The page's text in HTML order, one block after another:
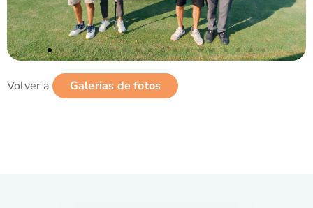
Volver a Galerias de fotos